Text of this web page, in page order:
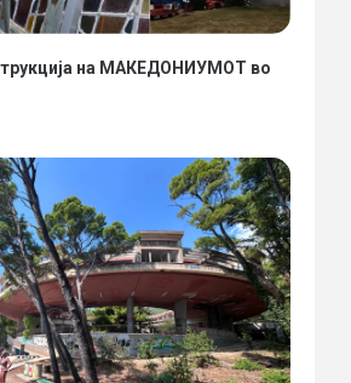
на МАКЕДОНИУМОТ во